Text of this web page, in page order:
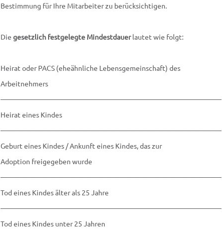
Bestimmung für Ihre Mitarbeiter zu berücksichtigen.
Die gesetzlich festgelegte Mindestdauerlautet wie folgt:
Heirat oder PACS (eheähnliche Lebensgemeinschaft) des
Arbeitnehmers
———————————————————————————————–
Heirat eines Kindes
———————————————————————————————–
Geburt eines Kindes / Ankunft eines Kindes, das zur
Adoption freigegeben wurde
———————————————————————————————–
Tod eines Kindes älter als 25 Jahre
———————————————————————————————–
Tod eines Kindes unter 25 Jahren